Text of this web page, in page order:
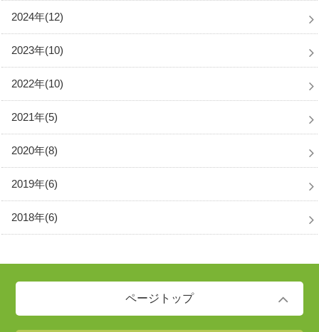
2024年(12)
2023年(10)
2022年(10)
2021年(5)
2020年(8)
2019年(6)
2018年(6)
ページトップ